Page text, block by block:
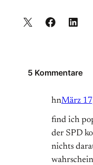
5 Kommentare
hnMärz
find ich
der SPD
nichts